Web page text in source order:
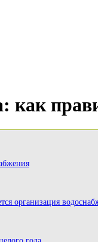
как
организация